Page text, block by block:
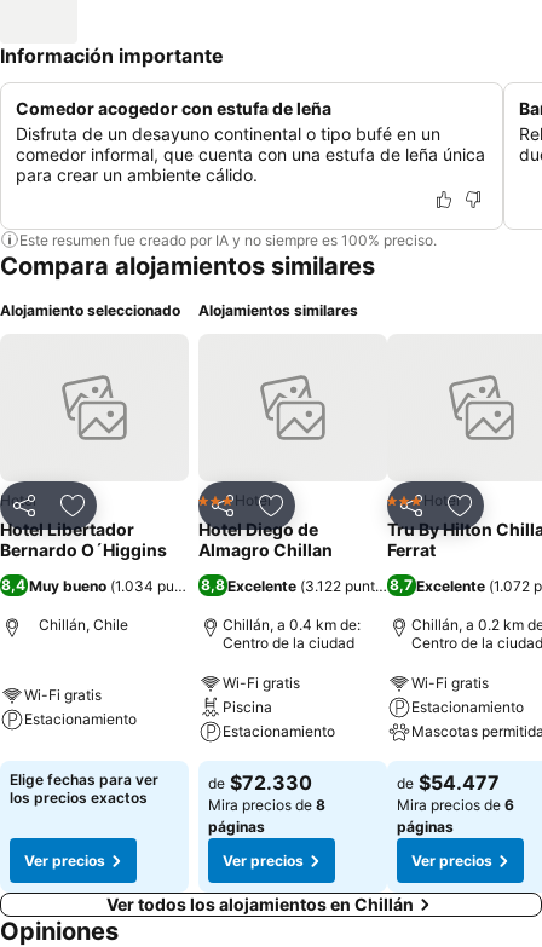
Información importante
Comedor acogedor con estufa de leña
Disfruta de un desayuno continental o tipo bufé en un
comedor informal, que cuenta con una estufa de leña única
para crear un ambiente cálido.
Este resumen fue creado por IA y no siempre es 100% preciso.
Compara alojamientos similares
Alojamiento seleccionado
CompartirAgregar a favoritos
Hotel
Hotel Libertador
Bernardo O´Higgins
8,4 Muy bueno (1.034 puntuaciones)
Chillán, Chile
Wi-Fi gratis
Estacionamiento
Elige fechas para ver
los precios exactos
Ver precios
Alojamientos similares
CompartirAgregar a favoritos
3 Estrellas
Hotel
Hotel Diego de
Almagro Chillan
8,8Excelente (3.122 puntuaciones)
Chillán, a 0.4 km de:
Centro de la ciudad
Wi-Fi gratis
Piscina
Estacionamiento
de $72.330
Mira precios de 8
páginas
Ver precios
CompartirAgregar
3 Estrellas
Hotel
Tru By Hilton
Ferrat
8,7Excelente (1.072
Chillán, a 0.2 km
Centro de la ciudad
Wi-Fi gratis
Estacionamiento
Mascotas
de $54.477
Mira precios de 6
páginas
Ver precios
Ver todos los alojamientos en Chillán
Opiniones